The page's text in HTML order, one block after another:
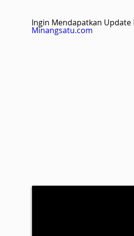
Ingin Mendapatkan Update
Minangsatu.com